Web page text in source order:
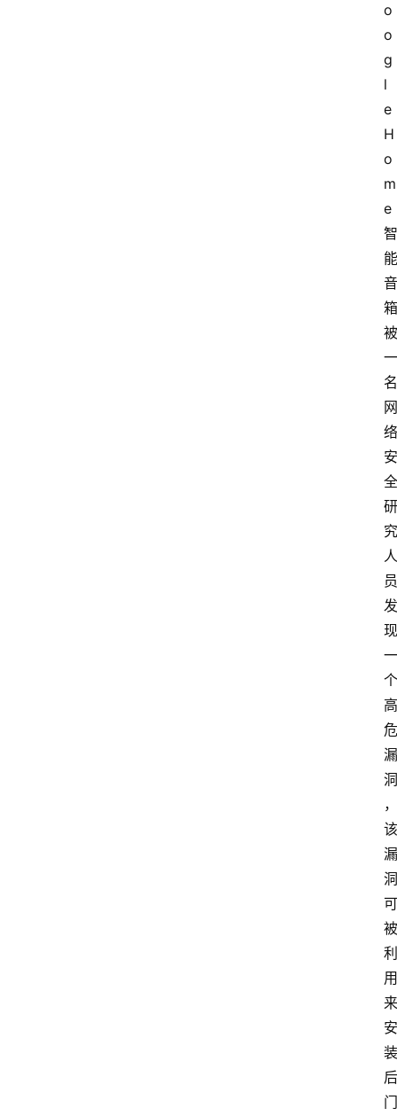
o
o
g
l
e
H
o
m
e
智
能
音
箱
被
一
名
网
络
安
全
研
究
人
员
发
现
一
个
高
危
漏
洞
，
该
漏
洞
可
被
利
用
来
安
装
后
门